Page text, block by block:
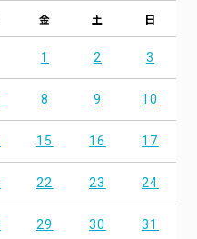
金 土 日
1 2 3
8 9 10
15 16 17
22 23 24
29 30 31